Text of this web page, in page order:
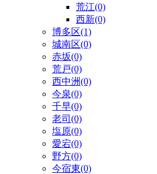
荒江(0)
西新(0)
博多区(1)
城南区(0)
赤坂(0)
荒戸(0)
西中洲(0)
今泉(0)
千早(0)
老司(0)
塩原(0)
愛宕(0)
野方(0)
今宿東(0)